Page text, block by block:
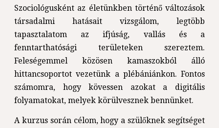
Szociológusként az életünkben történő változások
társadalmi hatásait vizsgálom, legtöbb
tapasztalatom az ifjúság, vallás és a
fenntarthatósági területeken szereztem.
Feleségemmel közösen kamaszokból álló
hittancsoportot vezetünk a plébániánkon. Fontos
számomra, hogy kövessen azokat a digitális
folyamatokat, melyek körülvesznek bennünket.
A kurzus során célom, hogy a szülőknek segítséget